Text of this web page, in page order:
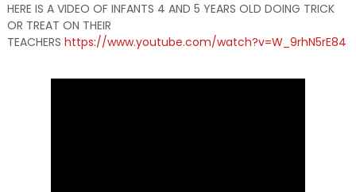
HERE IS A VIDEO OF INFANTS 4 AND 5 YEARS OLD DOING TRICK
OR TREAT ON THEIR
TEACHERS https://www.youtube.com/watch?v=W_9rhN5rE84